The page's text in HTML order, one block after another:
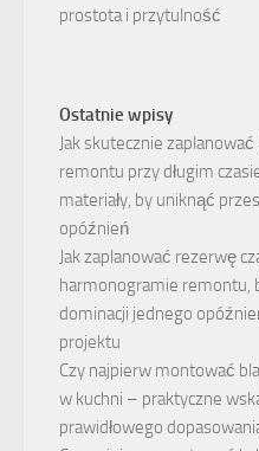
prostota i przytulność
Ostatnie wpisy
Jak skutecznie
remontu przy długim
materiały, by uniknąć
opóźnień
Jak zaplanować rezerwę
harmonogramie remontu,
dominacji jednego
projektu
Czy najpierw montować
w kuchni – praktyczne
prawidłowego